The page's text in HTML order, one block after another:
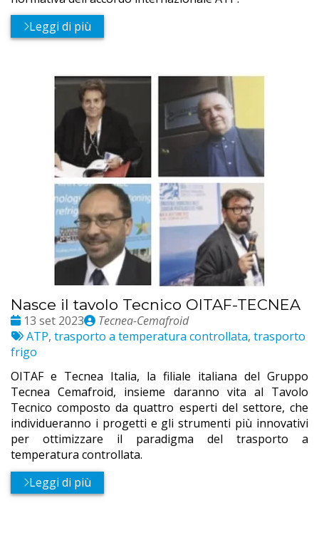
Leggi di più
Nasce il tavolo Tecnico OITAF-TECNEA
Date
:
13 set 2023
Publié
par
Tecnea-Cemafroid
Etichette:
ATP, trasporto a temperatura controllata, trasporto
frigo
OITAF e Tecnea Italia, la filiale italiana del Gruppo
Tecnea Cemafroid, insieme daranno vita al Tavolo
Tecnico composto da quattro esperti del settore, che
individueranno i progetti e gli strumenti più innovativi
per ottimizzare il paradigma del trasporto a
temperatura controllata.
Leggi di più